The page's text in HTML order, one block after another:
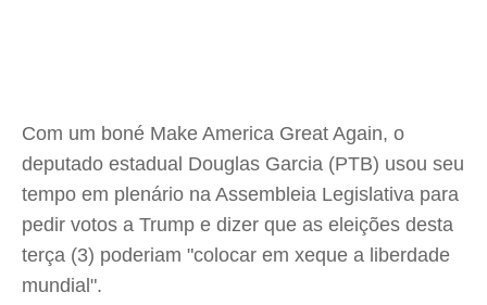
Com um boné Make America Great Again, o
deputado estadual Douglas Garcia (PTB) usou seu
tempo em plenário na Assembleia Legislativa para
pedir votos a Trump e dizer que as eleições desta
terça (3) poderiam "colocar em xeque a liberdade
mundial".